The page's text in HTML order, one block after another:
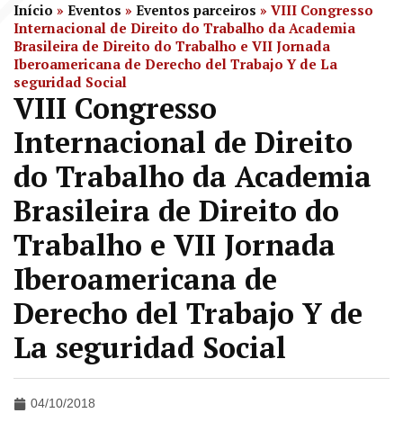
Início » Eventos » Eventos parceiros » VIII Congresso
Internacional de Direito do Trabalho da Academia
Brasileira de Direito do Trabalho e VII Jornada
Iberoamericana de Derecho del Trabajo Y de La
seguridad Social
VIII Congresso
Internacional de Direito
do Trabalho da Academia
Brasileira de Direito do
Trabalho e VII Jornada
Iberoamericana de
Derecho del Trabajo Y de
La seguridad Social
04/10/2018